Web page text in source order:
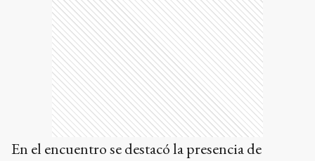
En el encuentro se destacó la presencia de